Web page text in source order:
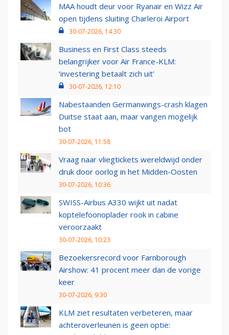
MAA houdt deur voor Ryanair en Wizz Air
open tijdens sluiting Charleroi Airport
30-07-2026, 14:30
Business en First Class steeds
belangrijker voor Air France-KLM:
‘investering betaalt zich uit’
30-07-2026, 12:10
Nabestaanden Germanwings-crash klagen
Duitse staat aan, maar vangen mogelijk
bot
30-07-2026, 11:58
Vraag naar vliegtickets wereldwijd onder
druk door oorlog in het Midden-Oosten
30-07-2026, 10:36
SWISS-Airbus A330 wijkt uit nadat
koptelefoonoplader rook in cabine
veroorzaakt
30-07-2026, 10:23
Bezoekersrecord voor Farnborough
Airshow: 41 procent meer dan de vorige
keer
30-07-2026, 9:30
KLM ziet resultaten verbeteren, maar
achteroverleunen is geen optie: